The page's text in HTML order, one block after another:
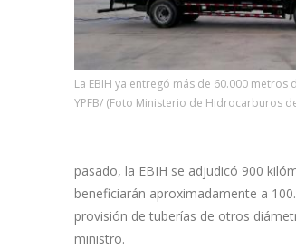
La EBIH ya entregó más de 60.000
YPFB/ (Foto Ministerio de Hidrocarburos
pasado, la EBIH se adjudicó 900
beneficiarán aproximadamente a
provisión de tuberías de otros
ministro.